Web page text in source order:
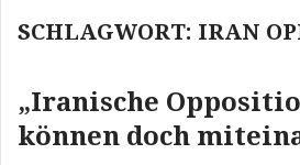
SCHLAGWORT: IRAN
„Iranische
können doch